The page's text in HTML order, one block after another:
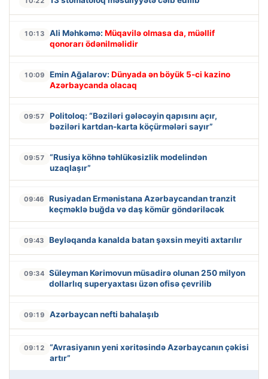
10:13 Ali Məhkəmə: Müqavilə olmasa da, müəllif
qonorarı ödənilməlidir
10:09 Emin Ağalarov: Dünyada ən böyük 5-ci kazino
Azərbaycanda olacaq
09:57
Politoloq: “Bəziləri gələcəyin qapısını açır,
bəziləri kartdan-karta köçürmələri sayır”
09:57
“Rusiya köhnə təhlükəsizlik modelindən
uzaqlaşır”
09:46
Rusiyadan Ermənistana Azərbaycandan tranzit
keçməklə buğda və daş kömür göndəriləcək
09:43 Beyləqanda kanalda batan şəxsin meyiti axtarılır
09:34 Süleyman Kərimovun müsadirə olunan 250 milyon
dollarlıq superyaxtası üzən ofisə çevrilib
09:19 Azərbaycan nefti bahalaşıb
09:12
“Avrasiyanın yeni xəritəsində Azərbaycanın çəkisi
artır”